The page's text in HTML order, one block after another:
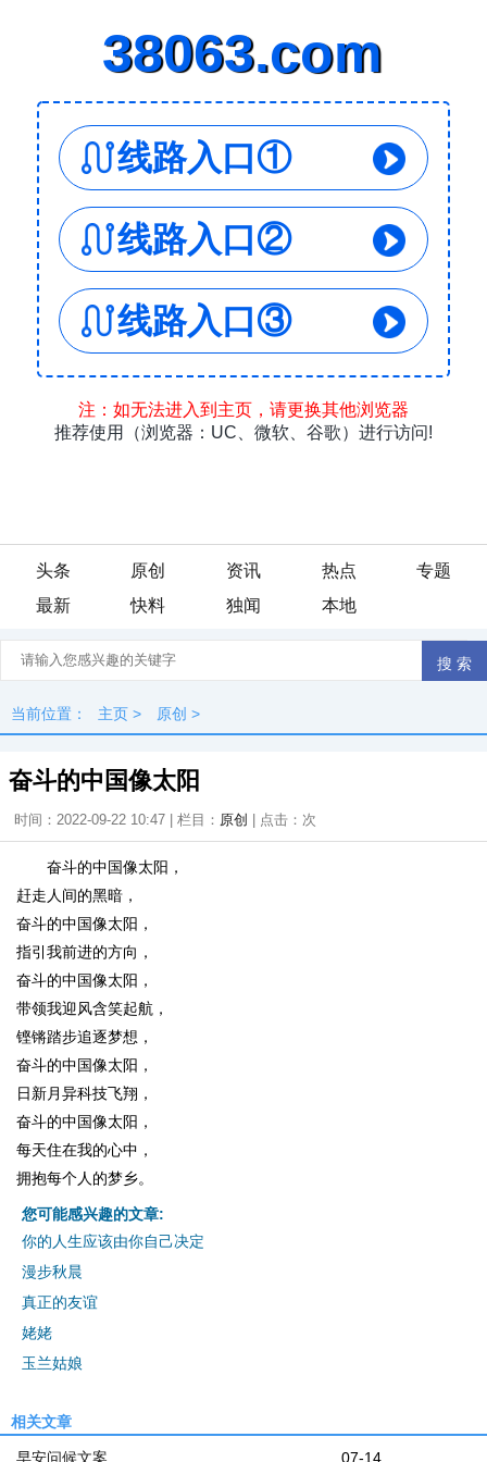
头条 原创 资讯 热点
专题
最新
快料 独闻 本地
当前位置： 主页 > 原创 >
奋斗的中国像太阳
时间：2022-09-22 10:47 | 栏目： 原创 | 点击： 次
奋斗的中国像太阳，
赶走人间的黑暗，
奋斗的中国像太阳，
指引我前进的方向，
奋斗的中国像太阳，
带领我迎风含笑起航，
铿锵踏步追逐梦想，
奋斗的中国像太阳，
日新月异科技飞翔，
奋斗的中国像太阳，
每天住在我的心中，
拥抱每个人的梦乡。
您可能感兴趣的文章:
你的人生应该由你自己决定
漫步秋晨
真正的友谊
姥姥
玉兰姑娘
相关文章
07-14
早安问候文案